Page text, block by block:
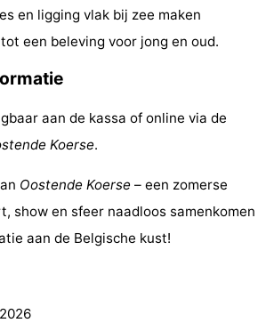
en ligging vlak bij zee maken
tot een beleving voor jong en oud.
aan de kassa of online via de
Koerse.
Oostende Koerse – een zomerse
show en sfeer naadloos samenkomen
aan de Belgische kust!